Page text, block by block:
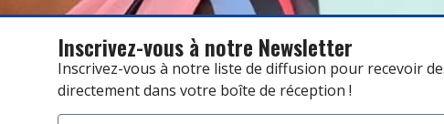
Inscrivez-vous à notre Newsletter
Inscrivez-vous à notre liste de diffusion pour recevoir
directement dans votre boîte de réception !